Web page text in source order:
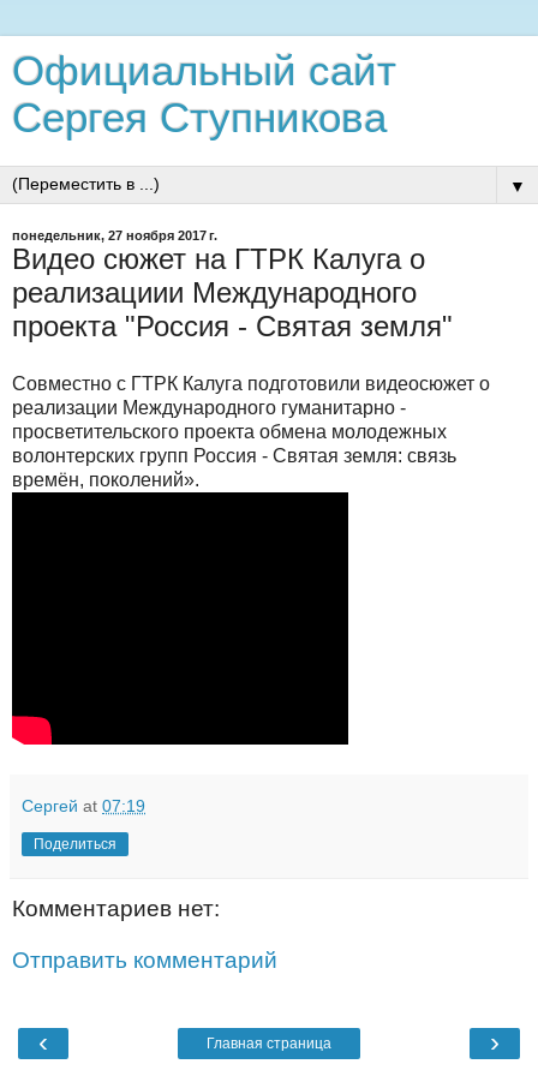
Официальный сайт
Сергея Ступникова
▼
понедельник, 27 ноября 2017 г.
Видео сюжет на ГТРК Калуга о
реализациии Международного
проекта "Россия - Святая земля"
Совместно с ГТРК Калуга подготовили видеосюжет о
реализации Международного гуманитарно -
просветительского проекта обмена молодежных
волонтерских групп Россия - Святая земля: связь
времён, поколений».
Сергей at 07:19
Поделиться
Комментариев нет:
Отправить комментарий
‹ ›
Главная страница